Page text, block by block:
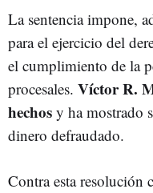
La sentencia impone,
para el ejercicio del
el cumplimiento de la
procesales. Víctor R.
hechos y ha mostrado
dinero defraudado.
Contra esta resolución